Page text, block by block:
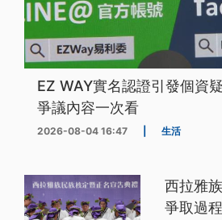
EZ WAY實名認證引發個資
爭議內容一次看
2026-08-04 16:47 生活
西拉雅
爭取過